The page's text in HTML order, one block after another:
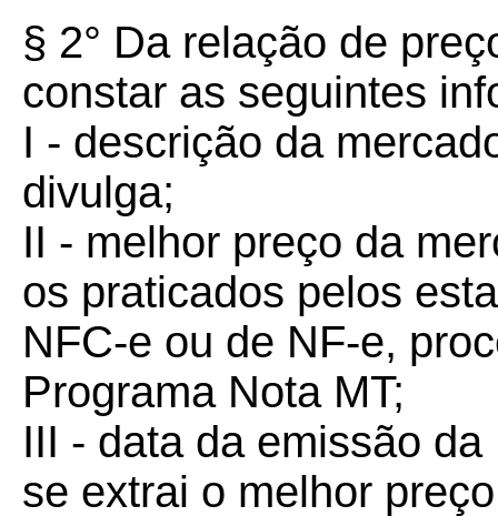
§ 2° Da relação de
constar as seguintes
I - descrição da
divulga;
II - melhor preço da
os praticados pelos
NFC-e ou de NF-e,
Programa Nota MT;
III - data da emissão
se extrai o melhor